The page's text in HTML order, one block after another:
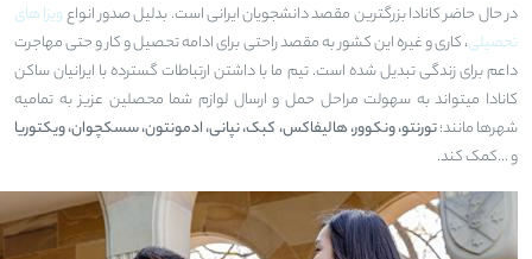
در حال حاضر کانادا بزرگترین مقصد دانشجویان ایرانی است. بدلیل صدور انواعویزا های
تحصیلی، کاری و غیره این کشور به مقصد راحتی برای ادامه تحصیل و کار و حتی مهاجرت
داعم برای زندگی تبدیل شده است. تیم ما با داشتن ارتباطات گسترده با ایرانیان ساکن
کانادا میتواند به سهولت مراحل حمل و ارسال لوازم شما محصلین عزیز به تمامیه
شهرها مانند؛تورنتو، ونکوور، هالیفاکس، کبک، نپانی، ادمونتون، سسکچوان، ویکتوریا
و …کمک کند.